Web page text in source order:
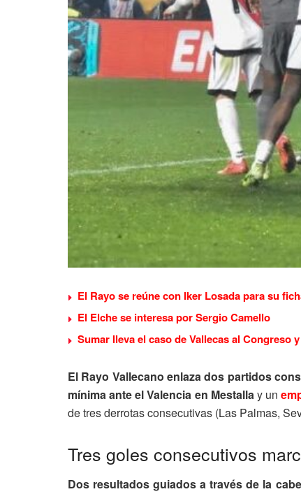
El Rayo se reúne con Iker Losada para su
El Elche se interesa por Sergio Camello
Sumar lleva el caso de Vallecas al
El Rayo Vallecano enlaza dos partidos
mínima ante el Valencia en Mestallay un
de tres derrotas consecutivas (Las Palmas,
Tres goles consecutivos
Dos resultados guiados a través de la